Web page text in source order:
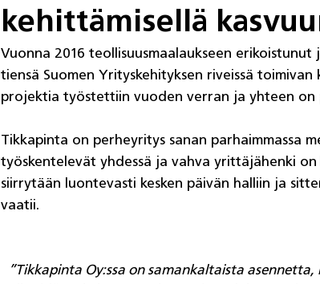
kehittämisellä
Vuonna 2016 teollisuusmaalaukseen erikoistunut
tiensä Suomen Yrityskehityksen riveissä toimivan
projektia työstettiin vuoden verran ja yhteen on
Tikkapinta on perheyritys sanan parhaimmassa
työskentelevät yhdessä ja vahva yrittäjähenki on
siirrytään luontevasti kesken päivän halliin ja
vaatii.
”Tikkapinta Oy:ssa on samankaltaista asennetta,